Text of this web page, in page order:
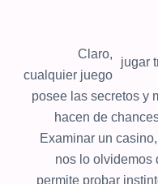
Claro,
cualquier juego
posee las secretos y
hacen de
Examinar un
nos lo olvidemos
permite probar